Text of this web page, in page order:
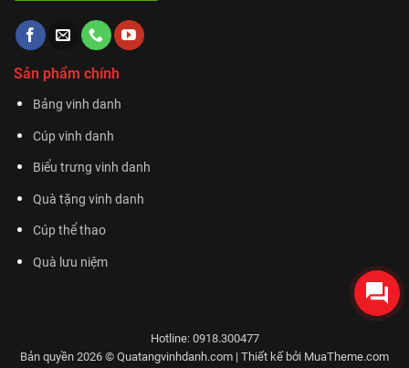
Sản phẩm chính
Bảng vinh danh
Cúp vinh danh
Biểu trưng vinh danh
Quà tặng vinh danh
Cúp thể thao
Quà lưu niệm
Hotline: 0918.300477
Bản quyền 2026 © Quatangvinhdanh.com | Thiết kế bởi MuaTheme.com